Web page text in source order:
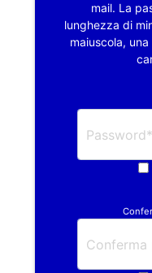
mail. La
lunghezza di
maiuscola,